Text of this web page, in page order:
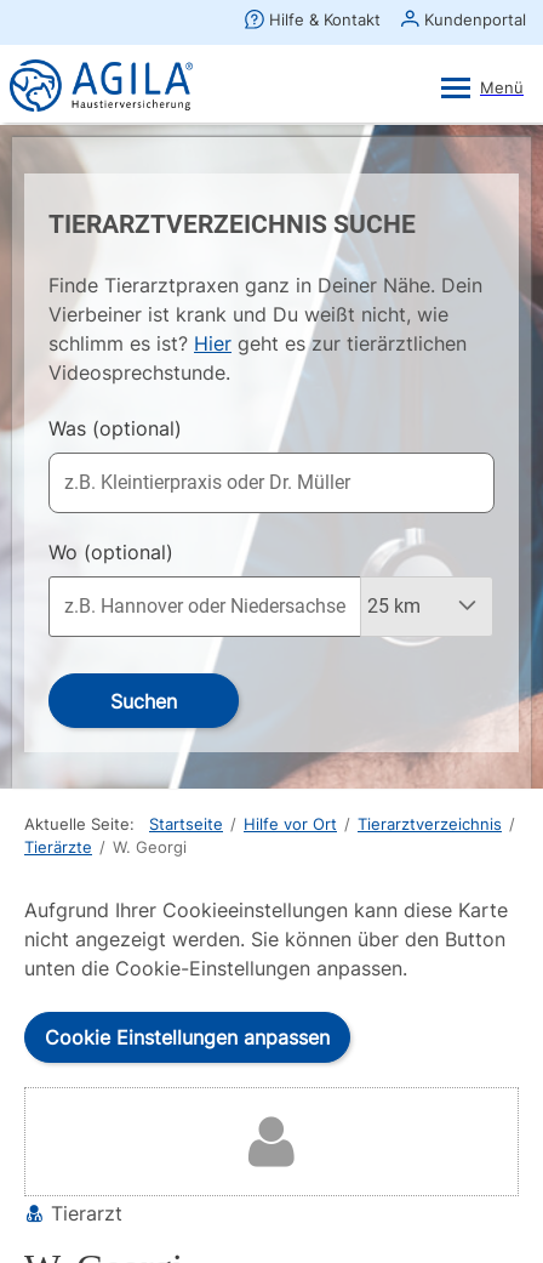
TIERARZTVERZEICHNIS SUCHE
Finde Tierarztpraxen ganz in Deiner Nähe. Dein
Vierbeiner ist krank und Du weißt nicht, wie
schlimm es ist? Hier geht es zur tierärztlichen
Videosprechstunde.
Was (optional)
Wo (optional)
Suchen
Aktuelle Seite: Startseite / Hilfe vor Ort / Tierarztverzeichnis /
Tierärzte / W. Georgi
Aufgrund Ihrer Cookieeinstellungen kann diese Karte
nicht angezeigt werden. Sie können über den Button
unten die Cookie-Einstellungen anpassen.
Cookie Einstellungen anpassen
Tierarzt
×
AGILA Kunden-App
Gratis - Im Play Store laden
Ansehen